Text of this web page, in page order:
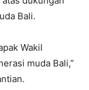
Bali.
Wakil
muda Bali,”